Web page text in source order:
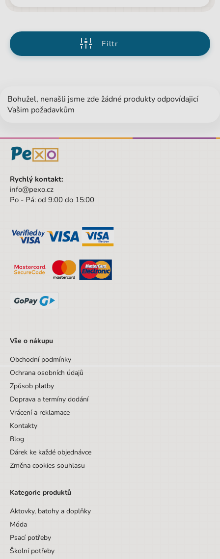
Filtr
Bohužel, nenašli jsme zde žádné produkty odpovídajicí
Vašim požadavkům
Rychlý kontakt:
info@pexo.cz
Po - Pá: od 9:00 do 15:00
Vše o nákupu
Obchodní podmínky
Ochrana osobních údajů
Způsob platby
Doprava a termíny dodání
Vrácení a reklamace
Kontakty
Blog
Dárek ke každé objednávce
Změna cookies souhlasu
Kategorie produktů
Aktovky, batohy a doplňky
Móda
Psací potřeby
Školní potřeby